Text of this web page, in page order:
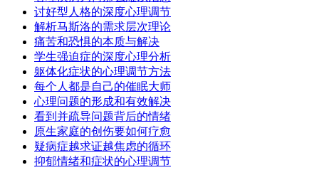
讨好型人格的深度心理调节
解析马斯洛的需求层次理论
痛苦和恐惧的本质与解决
学生强迫症的深度心理分析
躯体化症状的心理调节方法
每个人都是自己的催眠大师
心理问题的形成和有效解决
看到并疏导问题背后的情绪
原生家庭的创伤要如何疗愈
疑病症越求证越焦虑的循环
抑郁情绪和症状的心理调节